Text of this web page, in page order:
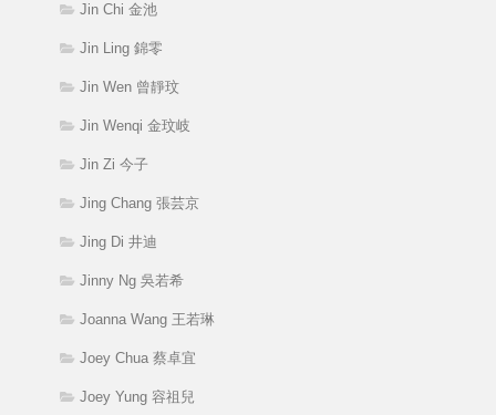
Jin Chi 金池
Jin Ling 錦零
Jin Wen 曾靜玟
Jin Wenqi 金玟岐
Jin Zi 今子
Jing Chang 張芸京
Jing Di 井迪
Jinny Ng 吳若希
Joanna Wang 王若琳
Joey Chua 蔡卓宜
Joey Yung 容祖兒